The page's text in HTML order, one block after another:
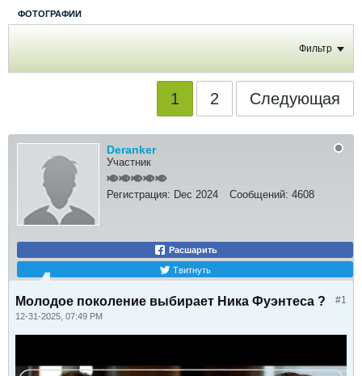
ФОТОГРАФИИ
Фильтр
1 2 Следующая
Deranker
Участник
Регистрация: Dec 2024 Сообщений: 4608
Расшарить
Твитнуть
#1
Молодое поколение выбирает Ника Фуэнтеса ?
12-31-2025, 07:49 PM